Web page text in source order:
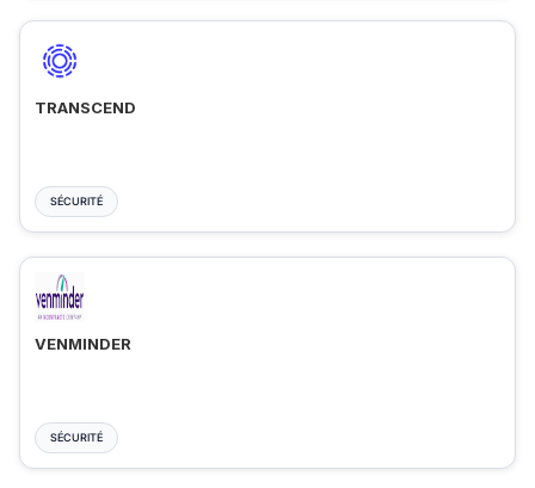
TRANSCEND
SÉCURITÉ
VENMINDER
SÉCURITÉ